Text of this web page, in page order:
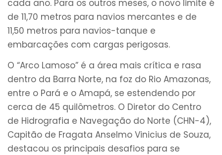
cada ano. Para os outros meses, o novo limite é
de 11,70 metros para navios mercantes e de
11,50 metros para navios-tanque e
embarcações com cargas perigosas.
O “Arco Lamoso” é a área mais crítica e rasa
dentro da Barra Norte, na foz do Rio Amazonas,
entre o Pará e o Amapá, se estendendo por
cerca de 45 quilômetros. O Diretor do Centro
de Hidrografia e Navegação do Norte (CHN-4),
Capitão de Fragata Anselmo Vinicius de Souza,
destacou os principais desafios para se